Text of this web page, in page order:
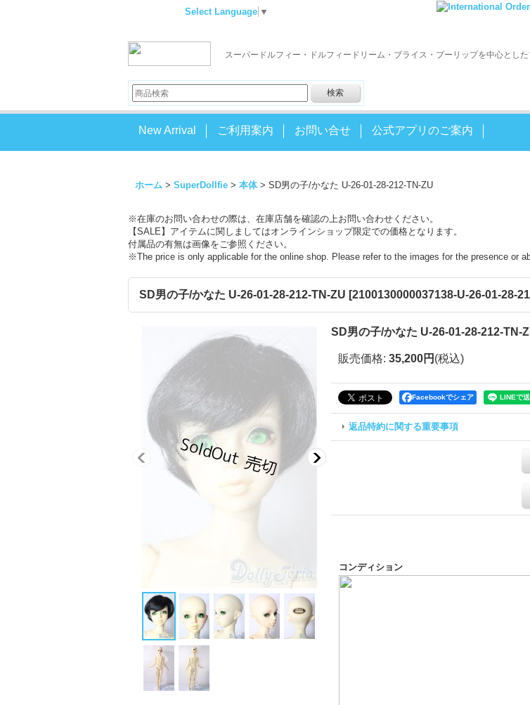
Select Language ▼
スーパードルフィー・ドルフィードリーム・ブライス・プーリップを中心とし
New Arrival ご利用案内 お問い合せ 公式アプリのご案内
ホーム > SuperDollfie > 本体 > SD男の子/かなた U-26-01-28-212-TN-ZU
※在庫のお問い合わせの際は、在庫店舗を確認の上お問い合わせください。
【SALE】アイテムに関しましてはオンラインショップ限定での価格となります。
付属品の有無は画像をご参照ください。
※The price is only applicable for the online shop. Please refer to the images for the presence or
SD男の子/かなた U-26-01-28-212-TN-ZU [2100130000037138-U-26-01-28-
SD男の子/かなた U-26-01-28-212-TN-
販売価格: 35,200円 (税込)
Facebookでシェア
返品特約に関する重要事項
コンディション